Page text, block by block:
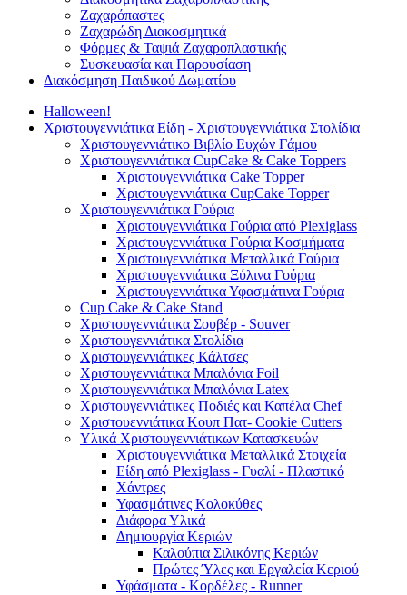
Ζαχαρόπαστες
Ζαχαρώδη Διακοσμητικά
Φόρμες & Ταψιά Ζαχαροπλαστικής
Συσκευασία και Παρουσίαση
Διακόσμηση Παιδικού Δωματίου
Halloween!
Χριστουγεννιάτικα Είδη - Χριστουγεννιάτικα Στολίδια
Χριστουγεννιάτικο Βιβλίο Ευχών Γάμου
Χριστουγεννιάτικα CupCake & Cake Toppers
Χριστουγεννιάτικα Cake Topper
Χριστουγεννιάτικα CupCake Topper
Χριστουγεννιάτικα Γούρια
Χριστουγεννιάτικα Γούρια από Plexiglass
Χριστουγεννιάτικα Γούρια Κοσμήματα
Χριστουγεννιάτικα Μεταλλικά Γούρια
Χριστουγεννιάτικα Ξύλινα Γούρια
Χριστουγεννιάτικα Υφασμάτινα Γούρια
Cup Cake & Cake Stand
Χριστουγεννιάτικα Σουβέρ - Souver
Χριστουγεννιάτικα Στολίδια
Χριστουγεννιάτικες Κάλτσες
Χριστουγεννιάτικα Μπαλόνια Foil
Χριστουγεννιάτικα Μπαλόνια Latex
Χριστουγεννιάτικες Ποδιές και Καπέλα Chef
Χριστουεννιάτικα Κουπ Πατ- Cookie Cutters
Υλικά Χριστουγεννιάτικων Κατασκευών
Χριστουγεννιάτικα Μεταλλικά Στοιχεία
Είδη από Plexiglass - Γυαλί - Πλαστικό
Χάντρες
Υφασμάτινες Κολοκύθες
Διάφορα Υλικά
Δημιουργία Κεριών
Καλούπια Σιλικόνης Κεριών
Πρώτες Ύλες και Εργαλεία Κεριού
Υφάσματα - Κορδέλες - Runner